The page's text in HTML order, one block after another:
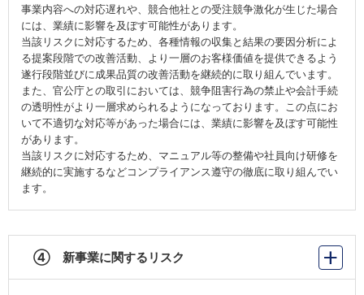
事業内容への対応遅れや、競合他社との受注競争激化が生じた場合
には、業績に影響を及ぼす可能性があります。
当該リスクに対応するため、各種情報の収集と結果の要因分析によ
る提案段階での改善活動、より一層のお客様価値を提供できるよう
遂行段階並びに成果品質の改善活動を継続的に取り組んでいます。
また、官公庁との取引においては、競争阻害行為の禁止や会計手続
の透明性がより一層求められるようになっております。この点にお
いて不適切な対応等があった場合には、業績に影響を及ぼす可能性
があります。
当該リスクに対応するため、マニュアル等の整備や社員向け研修を
継続的に実施するなどコンプライアンス遵守の徹底に取り組んでい
ます。
④ 新事業に関するリスク